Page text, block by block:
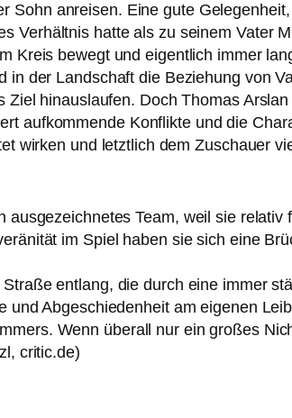
Sohn anrei­sen. Eine gute
Verhältnis hat­te als zu sei­nem Vater
Kreis bewegt und eigent­lich immer
in der Landschaft die Beziehung von
hin­aus­lau­fen. Doch Thomas
auf­kom­men­de Konflikte und die
wir­ken und letzt­lich dem Zuschauer
aus­ge­zeich­ne­tes Team, weil sie
im Spiel haben sie sich eine
ent­lang, die durch eine immer
und Abgeschiedenheit am eige­nen
Wenn über­all nur ein gro­ßes
critic.de)